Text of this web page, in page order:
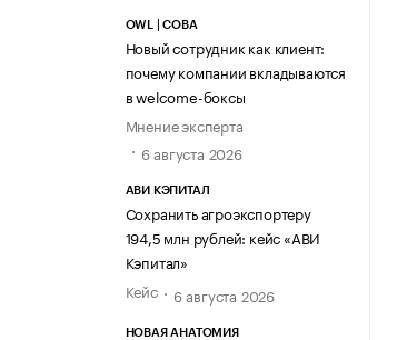
OWL | СОВА
Новый сотрудник как клиент:
почему компании вкладываются
в welcome-боксы
Мнение эксперта
6 августа 2026
АВИ КЭПИТАЛ
Сохранить агроэкспортеру
194,5 млн рублей: кейс «АВИ
Кэпитал»
Кейс
6 августа 2026
НОВАЯ АНАТОМИЯ